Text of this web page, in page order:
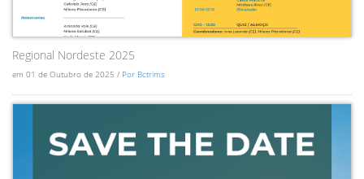
Regional Nordeste 2025
em 01 de Outubro de 2025 / Por Bctrims